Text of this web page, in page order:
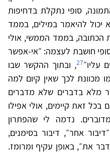
סופי נתקלת בדחיפות
להיאמר במילים, בממד
הכתובה, בממד הממשי, אולי
חושבת לעצמה: ״אי-אפשר
עליו״27, ובתוך ההקשר שבו
מכוונת לכך שאין קיום למה
מלא בדברים שלא מדברים
בכל זאת קיימים, אולי אפילו
נדמה לי שהפתרון
אחר״, דיבור בסימנים,
את״, באופן עקיף ומרומז.